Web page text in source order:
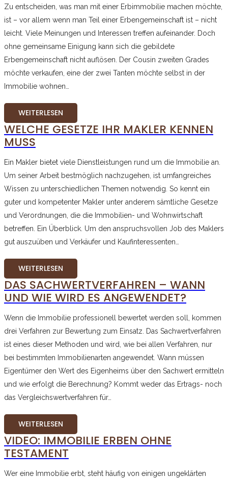
Zu entscheiden, was man mit einer Erbimmobilie machen möchte,
ist – vor allem wenn man Teil einer Erbengemeinschaft ist – nicht
leicht. Viele Meinungen und Interessen treffen aufeinander. Doch
ohne gemeinsame Einigung kann sich die gebildete
Erbengemeinschaft nicht auflösen. Der Cousin zweiten Grades
möchte verkaufen, eine der zwei Tanten möchte selbst in der
Immobilie wohnen…
WEITERLESEN
WELCHE GESETZE IHR MAKLER KENNEN
MUSS
Ein Makler bietet viele Dienstleistungen rund um die Immobilie an.
Um seiner Arbeit bestmöglich nachzugehen, ist umfangreiches
Wissen zu unterschiedlichen Themen notwendig. So kennt ein
guter und kompetenter Makler unter anderem sämtliche Gesetze
und Verordnungen, die die Immobilien- und Wohnwirtschaft
betreffen. Ein Überblick. Um den anspruchsvollen Job des Maklers
gut auszuüben und Verkäufer und Kaufinteressenten…
WEITERLESEN
DAS SACHWERTVERFAHREN – WANN
UND WIE WIRD ES ANGEWENDET?
Wenn die Immobilie professionell bewertet werden soll, kommen
drei Verfahren zur Bewertung zum Einsatz. Das Sachwertverfahren
ist eines dieser Methoden und wird, wie bei allen Verfahren, nur
bei bestimmten Immobilienarten angewendet. Wann müssen
Eigentümer den Wert des Eigenheims über den Sachwert ermitteln
und wie erfolgt die Berechnung? Kommt weder das Ertrags- noch
das Vergleichswertverfahren für…
WEITERLESEN
VIDEO: IMMOBILIE ERBEN OHNE
TESTAMENT
Wer eine Immobilie erbt, steht häufig von einigen ungeklärten